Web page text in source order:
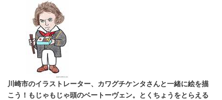
川崎市のイラストレーター、カワグチケンタさんと一緒に絵を描
こう！もじゃもじゃ頭のベートーヴェン。とくちょうをとらえる